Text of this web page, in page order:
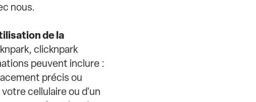
nous.
de la
clicknpark
peuvent inclure :
précis ou
cellulaire ou d'un